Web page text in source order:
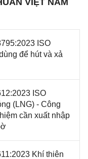
VIỆT NAM
ISO
để hút và xả
ISO
(LNG) - Công
cần xuất nhập
Khí thiên